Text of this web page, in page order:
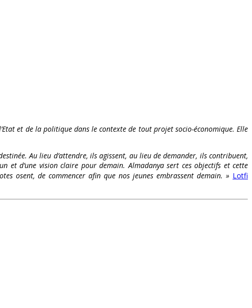
et de la politique dans le contexte de tout projet socio-économique. Elle
Au lieu d’attendre, ils agissent, au lieu de demander, ils contribuent,
et d’une vision claire pour demain. Almadanya sert ces objectifs et cette
osent, de commencer afin que nos jeunes embrassent demain. » Lotfi